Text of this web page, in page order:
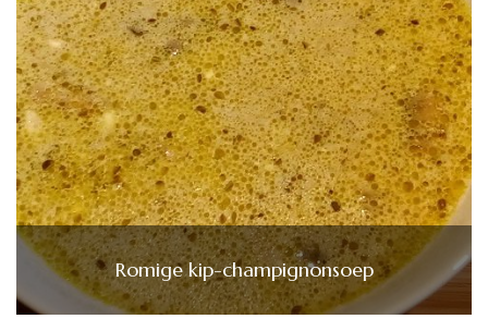
Romige kip-champignonsoep